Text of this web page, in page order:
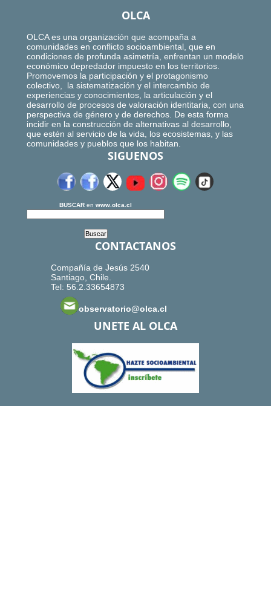
OLCA
OLCA es una organización que acompaña a
comunidades en conflicto socioambiental, que en
condiciones de profunda asimetría, enfrentan un modelo
económico depredador impuesto en los territorios.
Promovemos la participación y el protagonismo
colectivo, la sistematización y el intercambio de
experiencias y conocimientos, la articulación y el
desarrollo de procesos de valoración identitaria, con una
perspectiva de género y de derechos. De esta forma
incidir en la construcción de alternativas al desarrollo,
que estén al servicio de la vida, los ecosistemas, y las
comunidades y pueblos que los habitan.
SIGUENOS
BUSCAR en www.olca.cl
CONTACTANOS
Compañía de Jesús 2540
Santiago, Chile.
Tel: 56.2.33654873
observatorio@olca.cl
UNETE AL OLCA